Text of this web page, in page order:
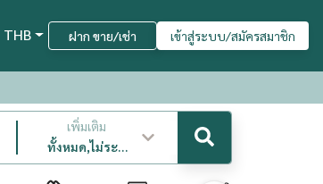
THB ฝาก ขาย/เช่า เข้าสู่ระบบ/สมัครสมาชิก
เพิ่มเติม
ทั้งหมด,ไม่ระบุ
,ล่าสุด